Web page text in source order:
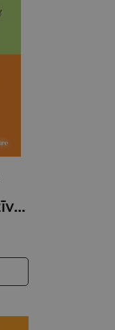
Slavinājums dzīvēm, kad Jēzus un Buda pazina viens otru